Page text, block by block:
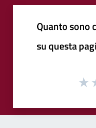
Quanto sono
su questa